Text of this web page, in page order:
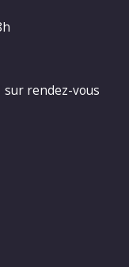
sur rendez-vous